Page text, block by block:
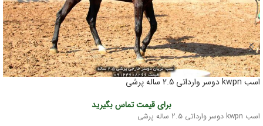
اسب kwpn دوسر وارداتی 2.5 ساله پرشی
برای قیمت تماس بگیرید
اسب kwpn دوسر وارداتی 2.5 ساله پرشی